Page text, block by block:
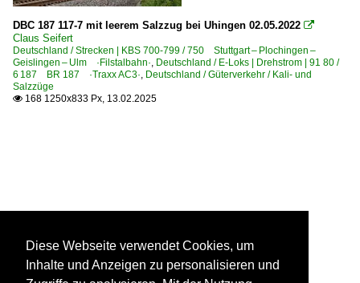
DBC 187 117-7 mit leerem Salzzug bei Uhingen 02.05.2022 
Claus Seifert
Deutschland / Strecken | KBS 700-799 / 750 Stuttgart – Plochingen –
Geislingen – Ulm ·Filstalbahn·, Deutschland / E-Loks | Drehstrom | 91 80 /
6 187 BR 187 ·Traxx AC3·, Deutschland / Güterverkehr / Kali- und
Salzzüge
 168 1250x833 Px, 13.02.2025
Diese Webseite verwendet Cookies, um
Inhalte und Anzeigen zu personalisieren und